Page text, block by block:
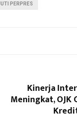
PERPRES
Kinerja
Meningkat,